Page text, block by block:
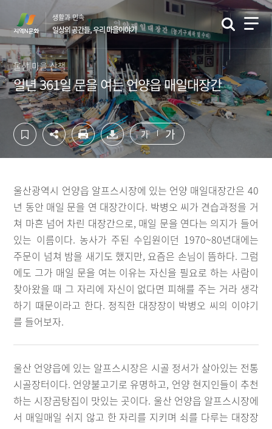
츠
영
역
바
로
영
역
바
로
가
생활과 민속
일상의 공간들, 우리 마을이야기
울산 마을 산책
일년 361일 문을 여는 언양읍 매일대장간
가 가
울산광역시 언양읍 알프스시장에 있는 언양 매일대장간은 40
년 동안 매일 문을 연 대장간이다. 박병오 씨가 견습과정을 거
쳐 마흔 넘어 차린 대장간으로, 매일 문을 연다는 의지가 들어
있는 이름이다. 농사가 주된 수입원이던 1970~80년대에는
주문이 넘쳐 밤을 새기도 했지만, 요즘은 손님이 뜸하다. 그럼
에도 그가 매일 문을 여는 이유는 자신을 필요로 하는 사람이
찾아왔을 때 그 자리에 자신이 없다면 피해를 주는 거라 생각
하기 때문이라고 한다. 정직한 대장장이 박병오 씨의 이야기
를 들어보자.
울산 언양읍에 있는 알프스시장은 시골 정서가 살아있는 전통
시골장터이다. 언양불고기로 유명하고, 언양 현지인들이 추천
하는 시장곰탕집이 맛있는 곳이다. 울산 언양읍 알프스시장에
서 매일매일 쉬지 않고 한 자리를 지키며 쇠를 다루는 대장장